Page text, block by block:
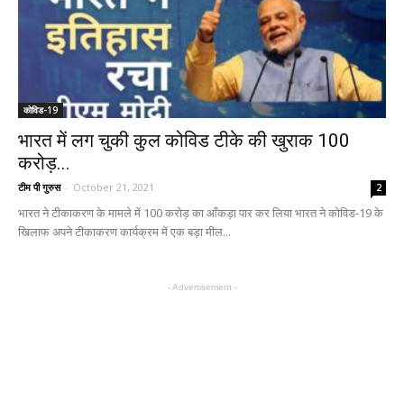
कोविड-19
भारत में लग चुकी कुल कोविड टीके की खुराक 100
करोड़...
टीम पी गुरुस - October 21, 2021 2
भारत ने टीकाकरण के मामले में 100 करोड़ का आँकड़ा पार कर लिया भारत ने कोविड-19 के
खिलाफ अपने टीकाकरण कार्यक्रम में एक बड़ा मील...
- Advertisement -